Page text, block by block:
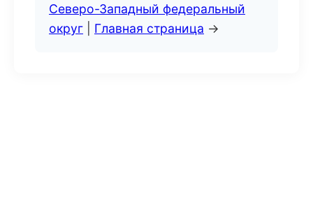
Северо-Западный федеральный
округ
Главная страница →